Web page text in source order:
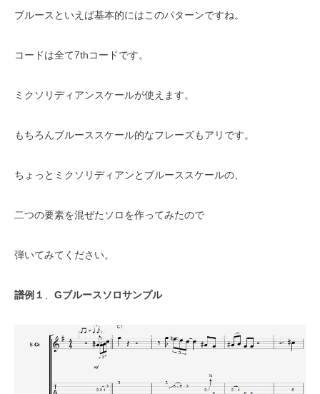
ブルースといえば基本的にはこのパターンですね。
コードは全て7thコードです。
ミクソリディアンスケールが使えます。
もちろんブルーススケール的なフレーズもアリです。
ちょっとミクソリディアンとブルーススケールの、
二つの要素を混ぜたソロを作ってみたので
弾いてみてください。
譜例１ Gブルースソロサンプル